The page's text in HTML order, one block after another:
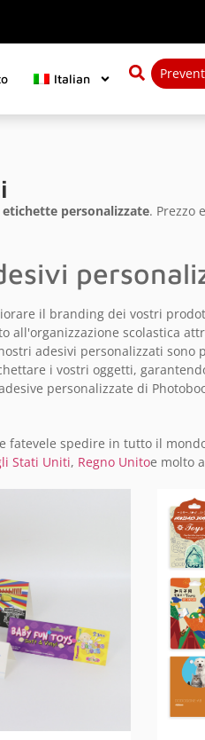
Italian
etichette personalizzate. Prezzo
il branding dei vostri
scolastica
adesivi personalizzati sono
i vostri oggetti,
personalizzate di
fatevele spedire in tutto il
Stati Uniti, Regno Unitoe molto